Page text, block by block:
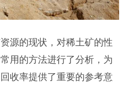
源的现状，对稀土矿的性
用的方法进行了分析，为
收率提供了重要的参考意